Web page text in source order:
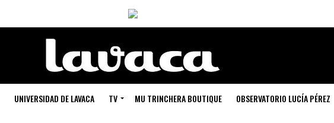
UNIVERSIDAD DE LAVACA TV MU TRINCHERA BOUTIQUE OBSERVATORIO LUCÍA PÉREZ